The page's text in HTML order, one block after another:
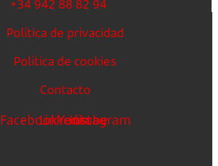
+34 942 88 82 94
Política de privacidad
Política de cookies
Contacto
FacebookLinkedin
Youtube
Instagram